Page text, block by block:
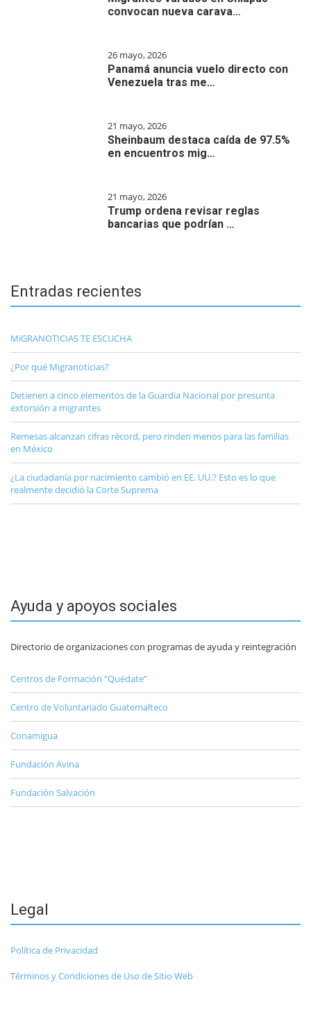
convocan nueva carava…
26 mayo, 2026
Panamá anuncia vuelo directo con
Venezuela tras me…
21 mayo, 2026
Sheinbaum destaca caída de 97.5%
en encuentros mig…
21 mayo, 2026
Trump ordena revisar reglas
bancarias que podrían …
Entradas recientes
MiGRANOTICIAS TE ESCUCHA
¿Por qué Migranoticias?
Detienen a cinco elementos de la Guardia Nacional por presunta
extorsión a migrantes
Remesas alcanzan cifras récord, pero rinden menos para las familias
en México
¿La ciudadanía por nacimiento cambió en EE. UU.? Esto es lo que
realmente decidió la Corte Suprema
Ayuda y apoyos sociales
Directorio de organizaciones con programas de ayuda y reintegración
Centros de Formación “Quédate”
Centro de Voluntariado Guatemalteco
Conamigua
Fundación Avina
Fundación Salvación
Legal
Política de Privacidad
Términos y Condiciones de Uso de Sitio Web